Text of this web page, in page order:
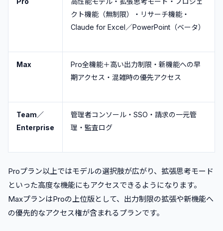
クト機能（無制限）・リサーチ機能・
Claude for Excel／PowerPoint（ベータ）
Max
Pro全機能＋高い出力制限・新機能への早
期アクセス・混雑時の優先アクセス
Team／
Enterprise
管理者コンソール・SSO・請求の一元管
理・監査ログ
Proプラン以上ではモデルの選択肢が広がり、拡張思考モード
といった高度な機能にもアクセスできるようになります。
MaxプランはProの上位版として、出力制限の拡張や新機能へ
の優先的なアクセス権が含まれるプランです。